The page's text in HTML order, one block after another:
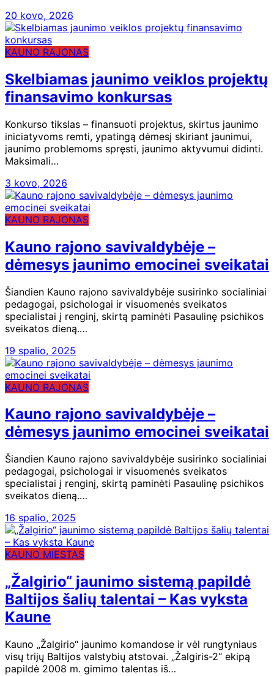
20 kovo, 2026
KAUNO RAJONAS
Skelbiamas jaunimo veiklos projektų
finansavimo konkursas
Konkurso tikslas – finansuoti projektus, skirtus jaunimo
iniciatyvoms remti, ypatingą dėmesį skiriant jaunimui,
jaunimo problemoms spręsti, jaunimo aktyvumui didinti.
Maksimali…
3 kovo, 2026
KAUNO RAJONAS
Kauno rajono savivaldybėje –
dėmesys jaunimo emocinei sveikatai
Šiandien Kauno rajono savivaldybėje susirinko socialiniai
pedagogai, psichologai ir visuomenės sveikatos
specialistai į renginį, skirtą paminėti Pasaulinę psichikos
sveikatos dieną.…
19 spalio, 2025
KAUNO RAJONAS
Kauno rajono savivaldybėje –
dėmesys jaunimo emocinei sveikatai
Šiandien Kauno rajono savivaldybėje susirinko socialiniai
pedagogai, psichologai ir visuomenės sveikatos
specialistai į renginį, skirtą paminėti Pasaulinę psichikos
sveikatos dieną.…
16 spalio, 2025
KAUNO MIESTAS
„Žalgirio“ jaunimo sistemą papildė
Baltijos šalių talentai – Kas vyksta
Kaune
Kauno „Žalgirio“ jaunimo komandose ir vėl rungtyniaus
visų trijų Baltijos valstybių atstovai. „Žalgiris-2“ ekipą
papildė 2008 m. gimimo talentas iš…